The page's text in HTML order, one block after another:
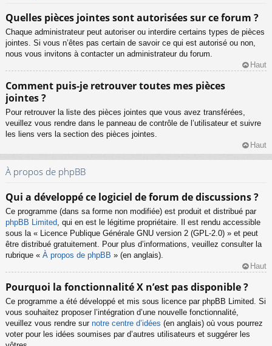
Quelles pièces jointes sont autorisées sur ce forum ?
Chaque administrateur peut autoriser ou interdire certains types de pièces
jointes. Si vous n’êtes pas certain de savoir ce qui est autorisé ou non,
nous vous invitons à contacter un administrateur du forum.
Haut
Comment puis-je retrouver toutes mes pièces
jointes ?
Pour retrouver la liste des pièces jointes que vous avez transférées,
veuillez vous rendre dans le panneau de contrôle de l’utilisateur et suivre
les liens vers la section des pièces jointes.
Haut
À propos de phpBB
Qui a développé ce logiciel de forum de discussions ?
Ce programme (dans sa forme non modifiée) est produit et distribué par
phpBB Limited, qui en est le légitime propriétaire. Il est rendu accessible
sous la « Licence Publique Générale GNU version 2 (GPL-2.0) » et peut
être distribué gratuitement. Pour plus d’informations, veuillez consulter la
rubrique « À propos de phpBB » (en anglais).
Haut
Pourquoi la fonctionnalité X n’est pas disponible ?
Ce programme a été développé et mis sous licence par phpBB Limited. Si
vous souhaitez proposer l’intégration d’une nouvelle fonctionnalité,
veuillez vous rendre sur notre centre d’idées (en anglais) où vous pourrez
voter pour les idées soumises par d’autres utilisateurs et suggérer les